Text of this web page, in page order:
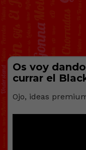
Os voy
currar el
Ojo, ideas